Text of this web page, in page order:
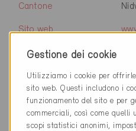
Cantone
Sito web
Ditta
NAP
Luogo
Gestione dei cookie
Utilizziamo i cookie per
sito web. Questi includono i
funzionamento del sito e per
commerciali, così come quelli
scopi statistici anonimi,